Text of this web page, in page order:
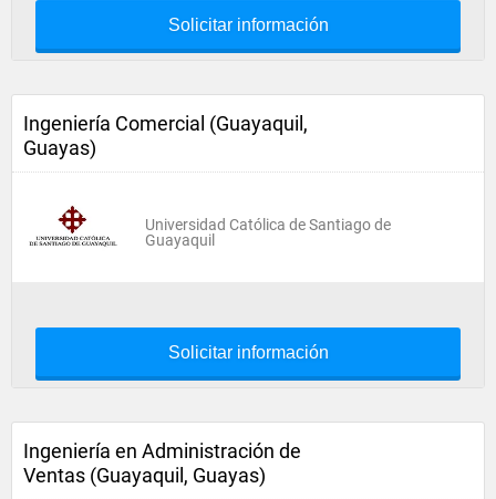
Solicitar información
Ingeniería Comercial (Guayaquil,
Guayas)
Universidad Católica de Santiago de
Guayaquil
Solicitar información
Ingeniería en Administración de
Ventas (Guayaquil, Guayas)